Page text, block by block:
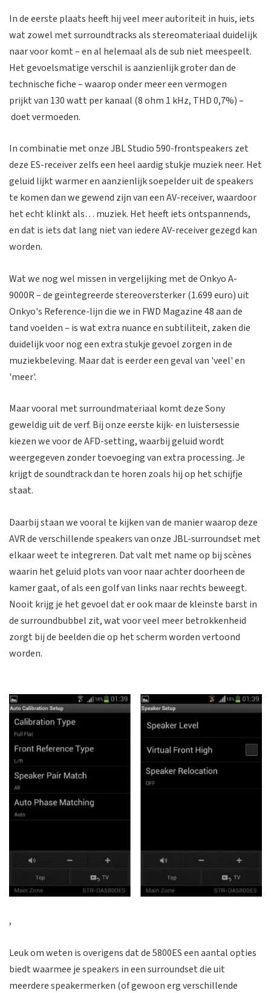
In de eerste plaats heeft hij veel meer autoriteit in huis, iets
wat zowel met surroundtracks als stereomateriaal duidelijk
naar voor komt – en al helemaal als de sub niet meespeelt.
Het gevoelsmatige verschil is aanzienlijk groter dan de
technische fiche – waarop onder meer een vermogen
prijkt van 130 watt per kanaal (8 ohm 1 kHz, THD 0,7%) –
doet vermoeden.
In combinatie met onze JBL Studio 590-frontspeakers zet
deze ES-receiver zelfs een heel aardig stukje muziek neer. Het
geluid lijkt warmer en aanzienlijk soepelder uit de speakers
te komen dan we gewend zijn van een AV-receiver, waardoor
het echt klinkt als… muziek. Het heeft iets ontspannends,
en dat is iets dat lang niet van iedere AV-receiver gezegd kan
worden.
Wat we nog wel missen in vergelijking met de Onkyo A-
9000R – de geïntegreerde stereoversterker (1.699 euro) uit
Onkyo's Reference-lijn die we in FWD Magazine 48 aan de
tand voelden – is wat extra nuance en subtiliteit, zaken die
duidelijk voor nog een extra stukje gevoel zorgen in de
muziekbeleving. Maar dat is eerder een geval van 'veel' en
'meer'.
Maar vooral met surroundmateriaal komt deze Sony
geweldig uit de verf. Bij onze eerste kijk- en luistersessie
kiezen we voor de AFD-setting, waarbij geluid wordt
weergegeven zonder toevoeging van extra processing. Je
krijgt de soundtrack dan te horen zoals hij op het schijfje
staat.
Daarbij staan we vooral te kijken van de manier waarop deze
AVR de verschillende speakers van onze JBL-surroundset met
elkaar weet te integreren. Dat valt met name op bij scènes
waarin het geluid plots van voor naar achter doorheen de
kamer gaat, of als een golf van links naar rechts beweegt.
Nooit krijg je het gevoel dat er ook maar de kleinste barst in
de surroundbubbel zit, wat voor veel meer betrokkenheid
zorgt bij de beelden die op het scherm worden vertoond
worden.
,
Leuk om weten is overigens dat de 5800ES een aantal opties
biedt waarmee je speakers in een surroundset die uit
meerdere speakermerken (of gewoon erg verschillende